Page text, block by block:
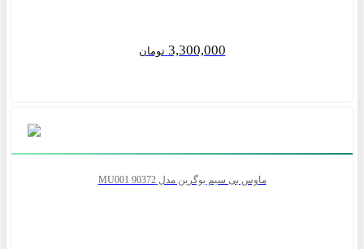
3,300,000 تومان
ماوس بی سیم یوگرین مدل MU001 90372